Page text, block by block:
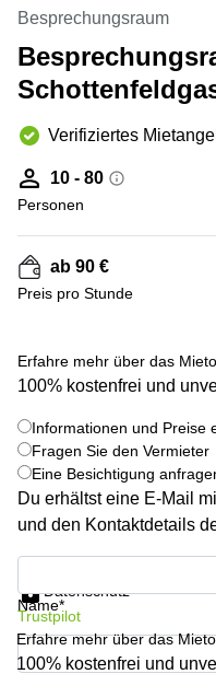
Salzburg
Business
Center
Salzburg
Coworking
Salzburg
mieten
Graz
Graz
Space
Graz
Büro
mieten
Linz
Coworking
Wienerbergstraße
Simmeringer
Hauptstrasse
Tabor
Donau-
Strasse
7
Europaplatz
Wien
Gertrude-
Fröhlich-
Sandner-
Straße
Besprechungsraum
Verifiziertes
10 - 80
Personen
ab 90 €
Preis pro Stunde
Erfahre mehr über das
100% kostenfrei und
Informationen und Preise
Fragen Sie den Vermieter
Eine Besichtigung
Du erhältst eine E-Mail
und den Kontaktdetails
Name*
Datenschutz
Trustpilot
Erfahre mehr über das
100% kostenfrei und